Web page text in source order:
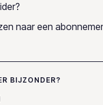
naar een
BIJZONDER?